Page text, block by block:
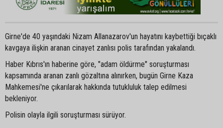
Girne'de 40 yaşındaki Nizam Allanazarov'un hayatını kaybettiği bıçaklı
kavgaya ilişkin aranan cinayet zanlısı polis tarafından yakalandı.
Haber Kıbrıs'ın haberine göre, "adam öldürme" soruşturması
kapsamında aranan zanlı gözaltına alınırken, bugün Girne Kaza
Mahkemesi'ne çıkarılarak hakkında tutukluluk talep edilmesi
bekleniyor.
Polisin olayla ilgili soruşturması sürüyor.